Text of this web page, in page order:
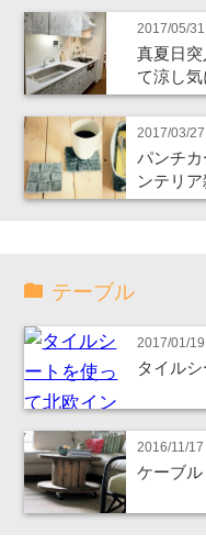
2017/05/31
真夏日
て涼し気
2017/03/27
パンチ
ンテリ
テーブル
2017/01/19
タイル
2016/11/17
ケーブル